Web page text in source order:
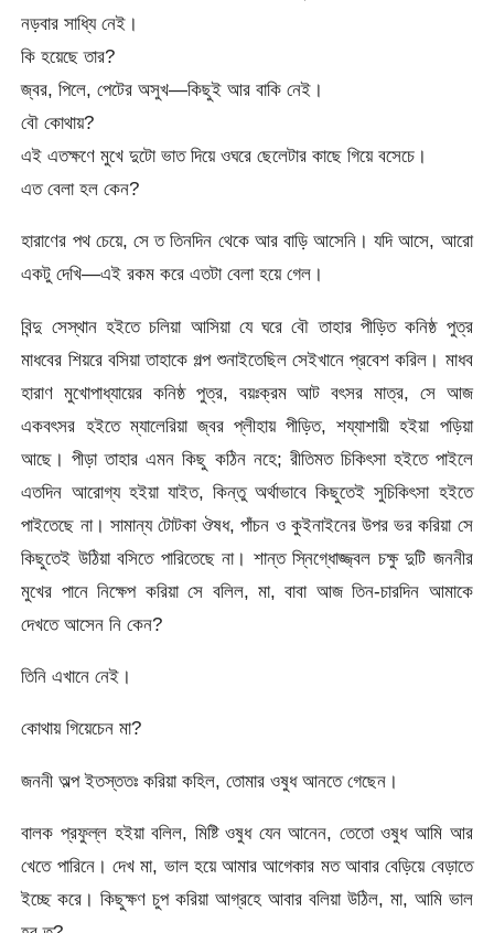
নড়বার সাধ্যি নেই।
কি হয়েছে তার?
জ্বর, পিলে, পেটের অসুখ—কিছুই আর বাকি নেই।
বৌ কোথায়?
এই এতক্ষণে মুখে দুটো ভাত দিয়ে ওঘরে ছেলেটার কাছে গিয়ে বসেচে।
এত বেলা হল কেন?
হারাণের পথ চেয়ে, সে ত তিনদিন থেকে আর বাড়ি আসেনি। যদি আসে, আরো
একটু দেখি—এই রকম করে এতটা বেলা হয়ে গেল।
বিন্দু সেস্থান হইতে চলিয়া আসিয়া যে ঘরে বৌ তাহার পীড়িত কনিষ্ঠ পুত্র
মাধবের শিয়রে বসিয়া তাহাকে গল্প শুনাইতেছিল সেইখানে প্রবেশ করিল। মাধব
হারাণ মুখোপাধ্যায়ের কনিষ্ঠ পুত্র, বয়ঃক্রম আট বৎসর মাত্র, সে আজ
একবৎসর হইতে ম্যালেরিয়া জ্বর প্লীহায় পীড়িত, শয্যাশায়ী হইয়া পড়িয়া
আছে। পীড়া তাহার এমন কিছু কঠিন নহে; রীতিমত চিকিৎসা হইতে পাইলে
এতদিন আরোগ্য হইয়া যাইত, কিন্তু অর্থাভাবে কিছুতেই সুচিকিৎসা হইতে
পাইতেছে না। সামান্য টোটকা ঔষধ, পাঁচন ও কুইনাইনের উপর ভর করিয়া সে
কিছুতেই উঠিয়া বসিতে পারিতেছে না। শান্ত স্নিগ্ধোজ্জ্বল চক্ষু দুটি জননীর
মুখের পানে নিক্ষেপ করিয়া সে বলিল, মা, বাবা আজ তিন-চারদিন আমাকে
দেখতে আসেন নি কেন?
তিনি এখানে নেই।
কোথায় গিয়েচেন মা?
জননী অল্প ইতস্ততঃ করিয়া কহিল, তোমার ওষুধ আনতে গেছেন।
বালক প্রফুল্ল হইয়া বলিল, মিষ্টি ওষুধ যেন আনেন, তেতো ওষুধ আমি আর
খেতে পারিনে। দেখ মা, ভাল হয়ে আমার আগেকার মত আবার বেড়িয়ে বেড়াতে
ইচ্ছে করে। কিছুক্ষণ চুপ করিয়া আগ্রহে আবার বলিয়া উঠিল, মা, আমি ভাল